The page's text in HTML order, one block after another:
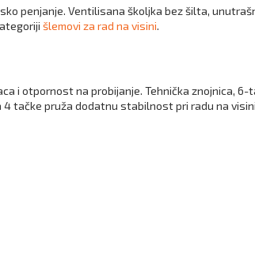
penjanje. Ventilisana školjka bez šilta,
šlemovi za rad na visini.
i otpornost na probijanje. Tehnička znojnica, 6-
tačke pruža dodatnu stabilnost pri radu na